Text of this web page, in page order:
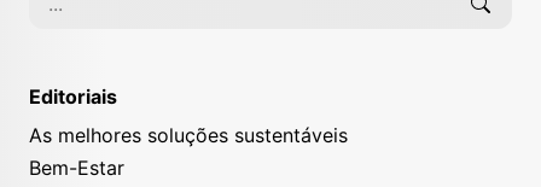
Editoriais
As melhores soluções sustentáveis
Bem-Estar